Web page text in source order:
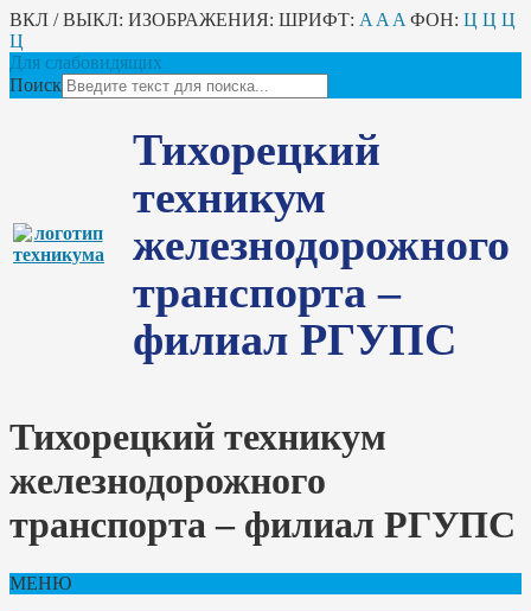
ВКЛ / ВЫКЛ: ИЗОБРАЖЕНИЯ: ШРИФТ: A A A ФОН: Ц Ц Ц
Ц
Для слабовидящих
Поиск
Тихорецкий
техникум
железнодорожного
транспорта –
филиал РГУПС
Тихорецкий техникум
железнодорожного
транспорта – филиал РГУПС
МЕНЮ